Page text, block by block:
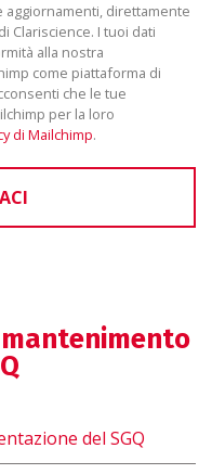
aggiornamenti, direttamente
Clariscience. I tuoi dati
alla nostra
come piattaforma di
che le tue
per la loro
di Mailchimp.
del SGQ